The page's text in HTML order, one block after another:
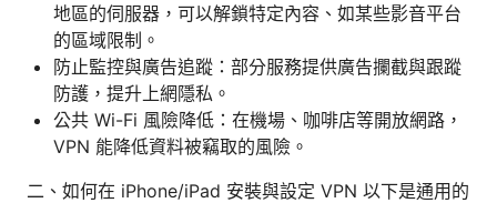
地區的伺服器，可以解鎖特定內容、如某些影音平台
的區域限制。
防止監控與廣告追蹤：部分服務提供廣告攔截與跟蹤
防護，提升上網隱私。
公共 Wi-Fi 風險降低：在機場、咖啡店等開放網路，
VPN 能降低資料被竊取的風險。
二、如何在 iPhone/iPad 安裝與設定 VPN 以下是通用的